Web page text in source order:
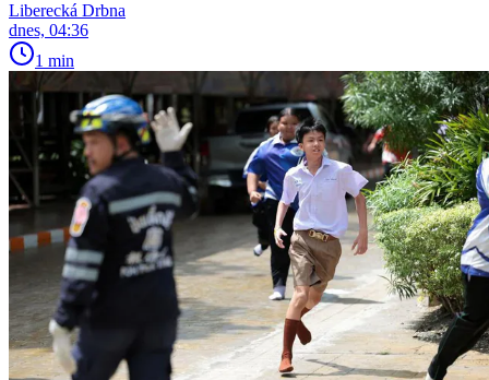
Liberecká Drbna
dnes, 04:36
1 min